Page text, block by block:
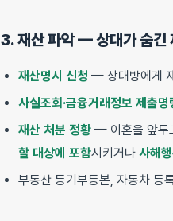
3. 재산 파악 — 상대가 숨긴
재산명시 신청 — 상대방에게
사실조회·금융거래정보 제출명
재산 처분 정황 — 이혼을 앞두
할 대상에 포함시키거나 사해행
부동산 등기부등본, 자동차 등